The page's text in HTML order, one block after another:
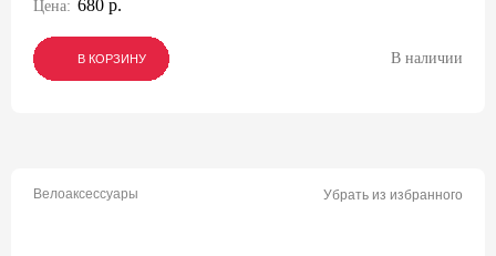
Цена: 680 р.
В КОРЗИНУ
В КОРЗИНУ
В КОРЗИНУ В наличии
Велоаксессуары Убрать из избранного